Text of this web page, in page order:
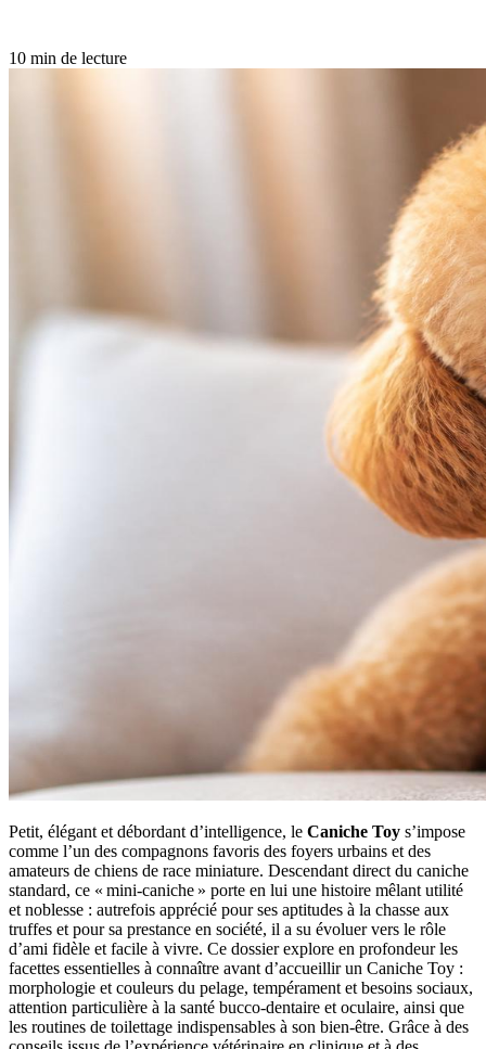
10 min de lecture
Petit, élégant et débordant d’intelligence, le Caniche Toy s’impose
comme l’un des compagnons favoris des foyers urbains et des
amateurs de chiens de race miniature. Descendant direct du caniche
standard, ce « mini-caniche » porte en lui une histoire mêlant utilité
et noblesse : autrefois apprécié pour ses aptitudes à la chasse aux
truffes et pour sa prestance en société, il a su évoluer vers le rôle
d’ami fidèle et facile à vivre. Ce dossier explore en profondeur les
facettes essentielles à connaître avant d’accueillir un Caniche Toy :
morphologie et couleurs du pelage, tempérament et besoins sociaux,
attention particulière à la santé bucco-dentaire et oculaire, ainsi que
les routines de toilettage indispensables à son bien-être. Grâce à des